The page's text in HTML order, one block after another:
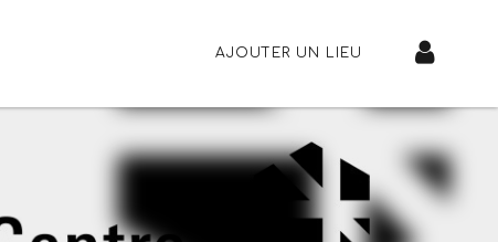
AJOUTER UN LIEU